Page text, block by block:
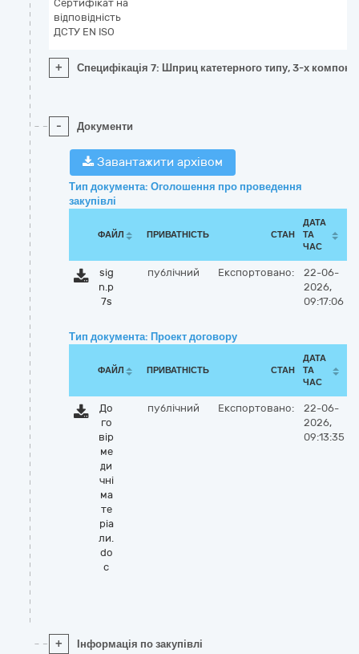
Сертифікат на
відповідність
ДСТУ EN ISO
+ Специфікація 7: Шприц катетерного типу, 3-х
- Документи
Завантажити архівом
Тип документа: Оголошення про проведення
закупівлі
ФАЙЛ ПРИВАТНІСТЬ СТАН
ДАТА
ТА
ЧАС
sig
n.p
7s
публічний Експортовано:
22-06-
2026,
09:17:06
Тип документа: Проект договору
ФАЙЛ ПРИВАТНІСТЬ СТАН
ДАТА
ТА
ЧАС
До
го
вір
ме
ди
чні
ма
те
ріа
ли.
do
c
публічний Експортовано:
22-06-
2026,
09:13:35
+ Інформація по закупівлі